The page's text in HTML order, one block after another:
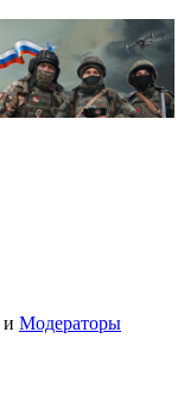
и Модераторы